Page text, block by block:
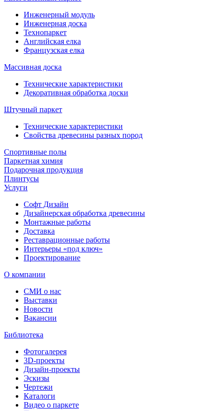
Инженерный модуль
Инженерная доска
Технопаркет
Английская елка
Французская елка
Массивная доска
Технические характеристики
Декоративная обработка доски
Штучный паркет
Технические характеристики
Свойства древесины разных пород
Спортивные полы
Паркетная химия
Подарочная продукция
Плинтусы
Услуги
Софт Дизайн
Дизайнерская обработка древесины
Монтажные работы
Доставка
Реставрационные работы
Интерьеры «под ключ»
Проектирование
О компании
СМИ о нас
Выставки
Новости
Вакансии
Библиотека
Фотогалерея
3D-проекты
Дизайн-проекты
Эскизы
Чертежи
Каталоги
Видео о паркете